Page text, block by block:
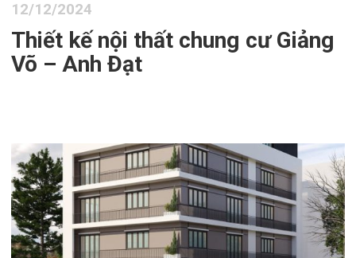
12/12/2024
Thiết kế nội thất chung cư Giảng
Võ – Anh Đạt